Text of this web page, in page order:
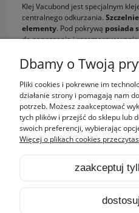
Klej Vacubond jest specjalnym
centralnego odkurzania.
elementy. Pod pokrywą posiada
do nanoszenia i
Pojemność: 60ml
Dbamy o Twoją
Pliki cookies i pokrewne im
działanie strony i pomagają nam
potrzeb. Możesz zaakceptować
tych plików i przejść do sklepu lub
swoich preferencji, wybierając
Więcej o plikach cookies
zaakceptuj